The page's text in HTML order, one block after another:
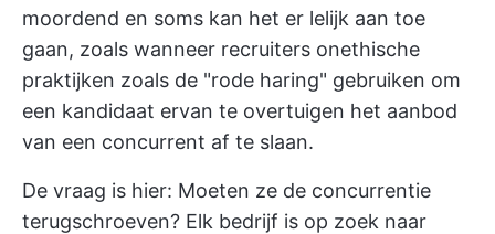
moordend en soms kan het er lelijk aan toe
gaan, zoals wanneer recruiters onethische
praktijken zoals de "rode haring" gebruiken om
een kandidaat ervan te overtuigen het aanbod
van een concurrent af te slaan.
De vraag is hier: Moeten ze de concurrentie
terugschroeven? Elk bedrijf is op zoek naar